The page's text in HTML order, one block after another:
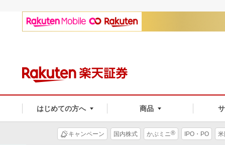
はじめての方へ 商品
キャンペーン 国内株式 かぶミニ® IPO・PO